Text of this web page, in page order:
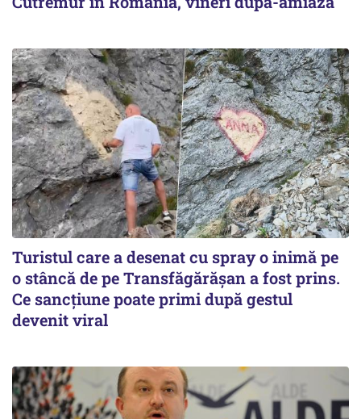
Turistul care a desenat cu spray o inimă pe
o stâncă de pe Transfăgărășan a fost prins.
Ce sancțiune poate primi după gestul
devenit viral